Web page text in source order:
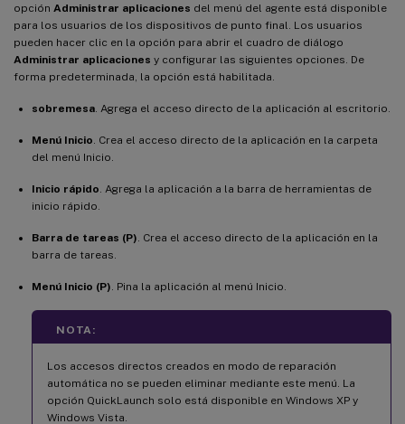
opción Administrar aplicaciones del menú del agente está disponible
para los usuarios de los dispositivos de punto final. Los usuarios
pueden hacer clic en la opción para abrir el cuadro de diálogo
Administrar aplicaciones y configurar las siguientes opciones. De
forma predeterminada, la opción está habilitada.
sobremesa . Agrega el acceso directo de la aplicación al escritorio.
Menú Inicio . Crea el acceso directo de la aplicación en la carpeta
del menú Inicio.
Inicio rápido . Agrega la aplicación a la barra de herramientas de
inicio rápido.
Barra de tareas (P) . Crea el acceso directo de la aplicación en la
barra de tareas.
Menú Inicio (P) . Pina la aplicación al menú Inicio.
NOTA:
Los accesos directos creados en modo de reparación
automática no se pueden eliminar mediante este menú. La
opción QuickLaunch solo está disponible en Windows XP y
Windows Vista.